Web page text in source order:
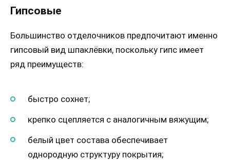
Гипсовые
Большинство отделочников предпочитают именно
гипсовый вид шпаклёвки, поскольку гипс имеет
ряд преимуществ:
быстро сохнет;
крепко сцепляется с аналогичным вяжущим;
белый цвет состава обеспечивает
однородную структуру покрытия;